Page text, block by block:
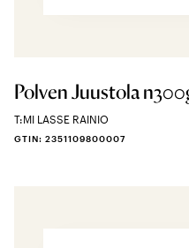
Polven Juustola
T:MI LASSE RAINIO
GTIN: 2351109800007